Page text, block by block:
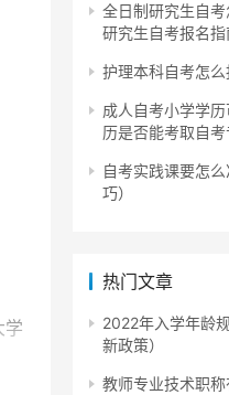
学
全日制研究生自
研究生自考报名指
护理本科自考怎么
成人自考小学学
历是否能考取自考
自考实践课要怎
巧）
热门文章
2022年入学年龄
新政策）
教师专业技术职